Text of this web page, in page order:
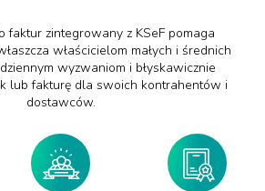
faktur zintegrowany z KSeF pomaga
właścicielom małych i średnich
wyzwaniom i błyskawicznie
lub fakturę dla swoich kontrahentów i
dostawców.